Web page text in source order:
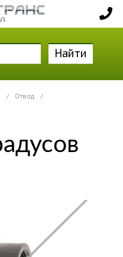
Найти
/ Отвод
/